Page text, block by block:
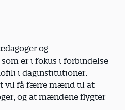
og
er i fokus i forbindelse
i daginstitutioner.
vil få færre mænd til at
og at mændene flygter